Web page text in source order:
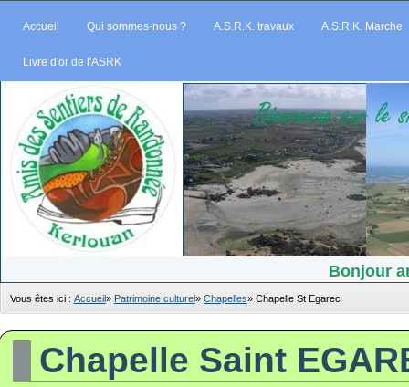
Accueil Qui sommes-nous ? A.S.R.K. travaux A.S.R.K. Marche
Livre d'or de l'ASRK
Bonjour
Vous êtes ici : Accueil» Patrimoine culturel» Chapelles» Chapelle St Egarec
Chapelle Saint